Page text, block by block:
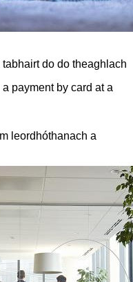
do do theaghlach
leordhóthanach a